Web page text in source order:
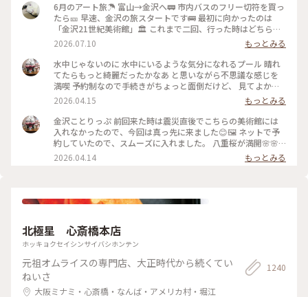
6月のアート旅☂️ 富山→金沢へ🚃 市内バスのフリー切符を買っ
たら🎫 早速、金沢の旅スタートです🚌 最初に向かったのは
「金沢21世紀美術館」🏛️ これまで二回、行った時はどちらも
休館日😱 今回初めて、あのスイミングプールも見ることが 出
来ました🏊🏊 ただ私は一人(笑)なのでプールに入っても上から
写真は撮れないよね⁉️と、、、 なので上から下の人達を見て楽
しみました😂 修学旅行かな❓の子供達の同行者の様に…🤣 混ま
ないうちにと午前中に来たので そこまで混雑してなくゆっく
紀美術館#スイミングプール #金沢市内バスフリー切符
2026.07.10
もっとみる
水中じゃないのに 水中にいるような気分になれるプール 晴れ
てたらもっと綺麗だったかなあ と思いながら不思議な感じを
満喫 予約制なので手続きがちょっと面倒だけど、 見てよかっ
た #ちいさな列車旅 #金沢#金沢21世紀美術館#プール #現代ア
ート
2026.04.15
もっとみる
金沢ことりっぷ 前回来た時は震災直後でこちらの美術館には
入れなかったので、今回は真っ先に来ました😊🖼️ ネットで予
約していたので、スムーズに入れました。 八重桜が満開🌸🌸
🌸🌸🌸 芝生も綺麗でとても気持ちいい。 フリースペースもた
くさんあるので のんびり楽しめます。 今日は海外からの観光
現代アート
2026.04.14 もっとみる
北極星 心斎橋本店
ホッキョクセイシンサイバシホンテン
元祖オムライスの専門店、大正時代から続くてい
ねいさ
大阪ミナミ・心斎橋・なんば・アメリカ村・堀江
1240